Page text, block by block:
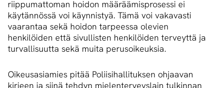
riippumattoman hoidon määräämisprosessi ei
käytännössä voi käynnistyä. Tämä voi vakavasti
vaarantaa sekä hoidon tarpeessa olevien
henkilöiden että sivullisten henkilöiden terveyttä ja
turvallisuutta sekä muita perusoikeuksia.
Oikeusasiamies pitää Poliisihallituksen ohjaavan
kirjeen ja siinä tehdyn mielenterveyslain tulkinnan